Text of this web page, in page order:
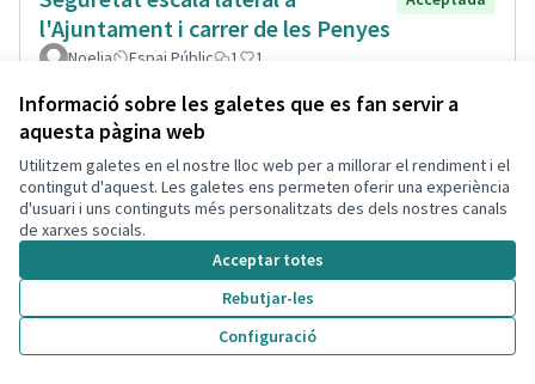
Informació sobre les galetes que es fan servir a
aquesta pàgina web
Utilitzem galetes en el nostre lloc web per a millorar el rendiment i el
contingut d'aquest. Les galetes ens permeten oferir una experiència
d'usuari i uns continguts més personalitzats des dels nostres canals
de xarxes socials.
Acceptar totes
Rebutjar-les
Configuració
l'Ajuntament i carrer de les Penyes
Noelia Espai Públic 1 1
Museïtzació casa passatge Sant
Acceptada